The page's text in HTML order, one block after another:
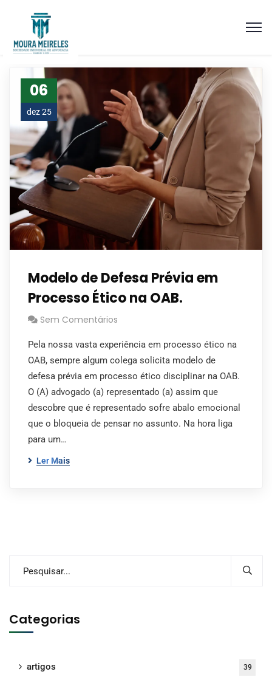
06
dez 25
Modelo de Defesa Prévia em
Processo Ético na OAB.
Sem Comentários
Pela nossa vasta experiência em processo ético na
OAB, sempre algum colega solicita modelo de
defesa prévia em processo ético disciplinar na OAB.
O (A) advogado (a) representado (a) assim que
descobre que é representado sofre abalo emocional
que o bloqueia de pensar no assunto. Na hora liga
para um…
Ler Mais
Categorias
artigos 39